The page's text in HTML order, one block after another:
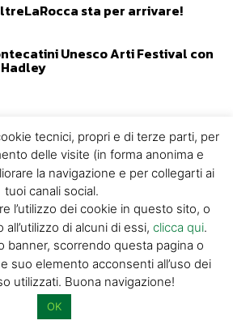
sta per arrivare!
Unesco Arti Festival con
tecnici, propri e di terze parti, per
delle visite (in forma anonima e
la navigazione e per collegarti ai
tuoi canali social.
l’utilizzo dei cookie in questo sito, o
di alcuni di essi, clicca qui.
banner, scorrendo questa pagina o
suo elemento acconsenti all’uso dei
utilizzati. Buona navigazione!
OK